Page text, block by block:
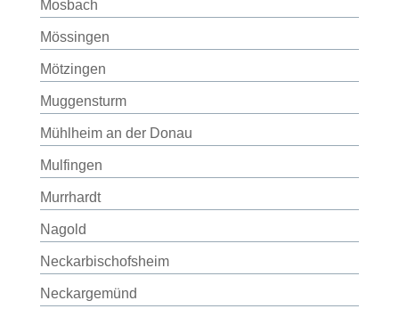
Mosbach
Mössingen
Mötzingen
Muggensturm
Mühlheim an der Donau
Mulfingen
Murrhardt
Nagold
Neckarbischofsheim
Neckargemünd